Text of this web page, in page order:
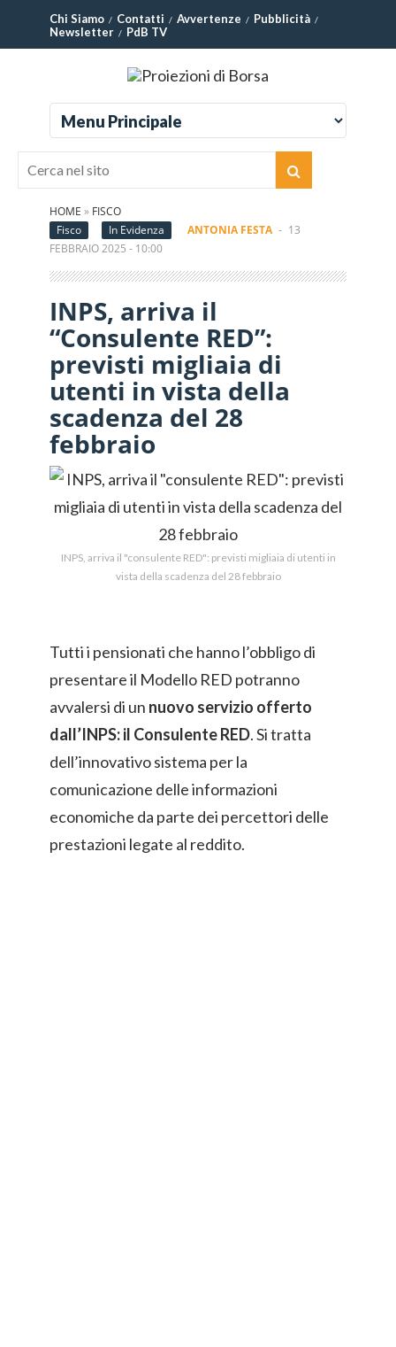
Chi Siamo Contatti Avvertenze
Pubblicità
Newsletter
PdB TV
HOME » FISCO
Fisco
In Evidenza ANTONIA FESTA - 13
FEBBRAIO 2025 - 10:00
INPS, arriva il
“Consulente RED”:
previsti migliaia di
utenti in vista della
scadenza del 28
febbraio
INPS, arriva il "consulente RED": previsti migliaia di utenti in
vista della scadenza del 28 febbraio
Tutti i pensionati che hanno l’obbligo di
presentare il Modello RED potranno
avvalersi di un nuovo servizio offerto
dall’INPS: il Consulente RED. Si tratta
dell’innovativo sistema per la
comunicazione delle informazioni
economiche da parte dei percettori delle
prestazioni legate al reddito.